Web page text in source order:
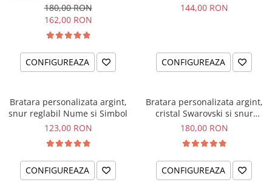
Ballerina
180,00 RON
162,00 RON
CONFIGUREAZA
ingeras
144,00 RON
CONFIGUREAZA
Bratara personalizata argint,
snur reglabil Nume si Simbol
123,00 RON
CONFIGUREAZA
Bratara personalizata argint,
cristal Swarovski si snur
reglabil Albinuta
180,00 RON
CONFIGUREAZA